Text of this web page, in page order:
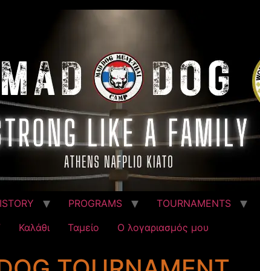
PROGRAMS TOURNAMENTS
Καλάθι Ταμείο Ο λογαριασμός μου